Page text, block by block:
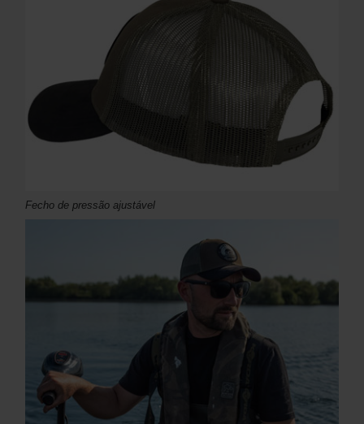
Fecho de pressão ajustável